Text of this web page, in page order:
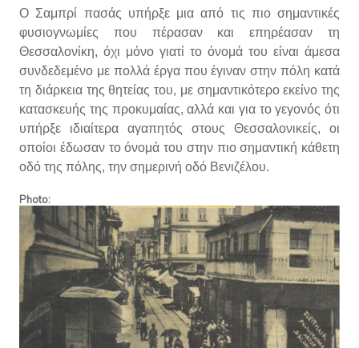
Ο Σαμπρί πασάς υπήρξε μια από τις πιο σημαντικές
φυσιογνωμίες που πέρασαν και επηρέασαν τη
Θεσσαλονίκη, όχι μόνο γιατί το όνομά του είναι άμεσα
συνδεδεμένο με πολλά έργα που έγιναν στην πόλη κατά
τη διάρκεια της θητείας του, με σημαντικότερο εκείνο της
κατασκευής της προκυμαίας, αλλά και για το γεγονός ότι
υπήρξε ιδιαίτερα αγαπητός στους Θεσσαλονικείς, οι
οποίοι έδωσαν το όνομά του στην πιο σημαντική κάθετη
οδό της πόλης, την σημερινή οδό Βενιζέλου.
Photo: